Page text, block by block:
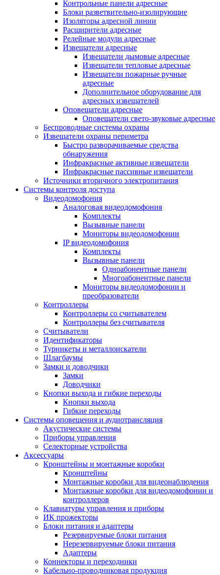
Контрольные панели адресные
Блоки разветвительно-изолирующие
Изоляторы адресной линии
Расширители адресные
Релейные модули адресные
Извещатели адресные
Извещатели дымовые адресные
Извещатели тепловые адресные
Извещатели пожарные ручные
адресные
Дополнительное оборудование для
адресных извещателей
Оповещатели адресные
Оповещатели свето-звуковые адресные
Беспроводные системы охраны
Извещатели охраны периметра
Быстро разворачиваемые средства
обнаружения
Инфракрасные активные извещатели
Инфракрасные пассивные извещатели
Источники вторичного электропитания
Системы контроля доступа
Видеодомофония
Аналоговая видеодомофония
Комплекты
Вызывные панели
Мониторы видеодомофонии
IP видеодомофония
Комплекты
Вызывные панели
Одноабонентные панели
Многоабонентные панели
Мониторы видеодомофонии и
преобразователи
Контроллеры
Контроллеры со считывателем
Контроллеры без считывателя
Считыватели
Идентификаторы
Турникеты и металлоискатели
Шлагбаумы
Замки и доводчики
Замки
Доводчики
Кнопки выхода и гибкие переходы
Кнопки выхода
Гибкие переходы
Системы оповещения и аудиотрансляция
Акустические системы
Приборы управления
Селекторные устройства
Аксессуары
Кронштейны и монтажные коробки
Кронштейны
Монтажные коробки для видеонаблюдения
Монтажные коробки для видеодомофонии и
контроллеров
Клавиатуры управления и приборы
ИК прожекторы
Блоки питания и адаптеры
Резервируемые блоки питания
Нерезервируемые блоки питания
Адаптеры
Коннекторы и переходники
Кабельно-проводниковая продукция